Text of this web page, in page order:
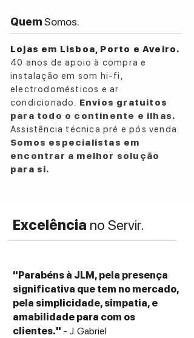
QuemSomos.
Lojas em Lisboa, Porto e Aveiro.
40 anos de apoio à compra e
instalação em som hi-fi,
electrodomésticos e ar
condicionado. Envios gratuitos
para todo o continente e ilhas.
Assistência técnica pré e pós venda.
Somos especialistas em
encontrar a melhor solução
para si.
Excelência no Servir.
"Parabéns à JLM, pela presença
significativa que tem no mercado,
pela simplicidade, simpatia, e
amabilidade para com os
clientes." - J. Gabriel